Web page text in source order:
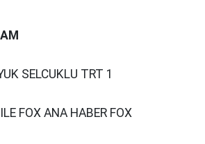
SELCUKLU TRT 1
FOX ANA HABER FOX